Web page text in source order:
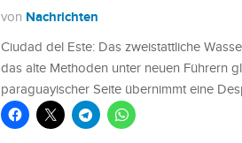
von Nachrichten
Ciudad del Este: Das zweistattliche
das alte Methoden unter neuen Führern
paraguayischer Seite übernimmt eine